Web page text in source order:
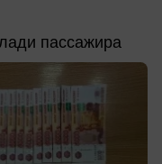
пассажира